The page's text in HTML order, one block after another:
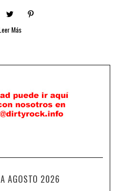
Más
AGOSTO 2026